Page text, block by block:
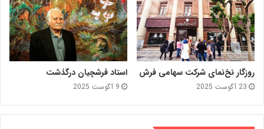
روزگار نخ‌نمای شرکت سهامی فرش
23 آگوست 2025
استاد فرشچیان درگذشت
9 آگوست 2025